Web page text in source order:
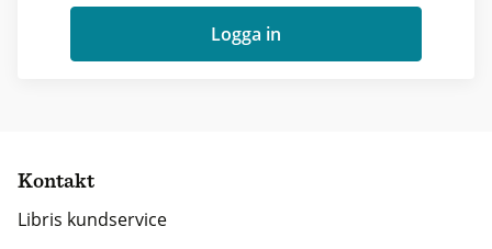
Logga in
Kontakt
Libris kundservice